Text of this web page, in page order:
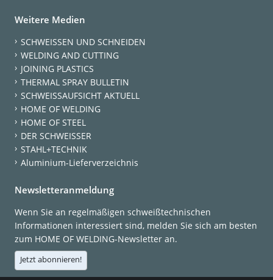
Weitere Medien
SCHWEISSEN UND SCHNEIDEN
WELDING AND CUTTING
JOINING PLASTICS
THERMAL SPRAY BULLETIN
SCHWEISSAUFSICHT AKTUELL
HOME OF WELDING
HOME OF STEEL
DER SCHWEISSER
STAHL+TECHNIK
Aluminium-Lieferverzeichnis
Newsletteranmeldung
Wenn Sie an regelmäßigen schweißtechnischen
Informationen interessiert sind, melden Sie sich am besten
zum HOME OF WELDING-Newsletter an.
Jetzt abonnieren!